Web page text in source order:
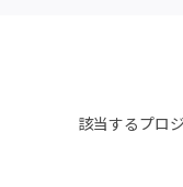
該当するプロ